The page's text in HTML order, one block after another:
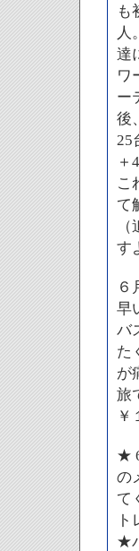
も
人
達
ワ
ー
後
25
＋
こ
て
す
６
早
バ
た
が
旅
￥
★
の
て
★